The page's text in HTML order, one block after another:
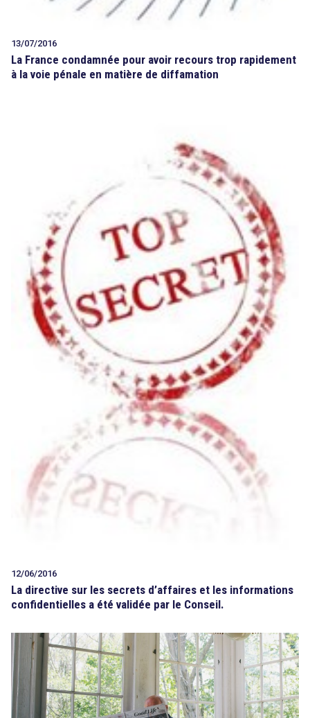
13/07/2016
La France condamnée pour avoir recours trop rapidement
à la voie pénale en matière de diffamation
12/06/2016
La directive sur les secrets d’affaires et les informations
confidentielles a été validée par le Conseil.
search